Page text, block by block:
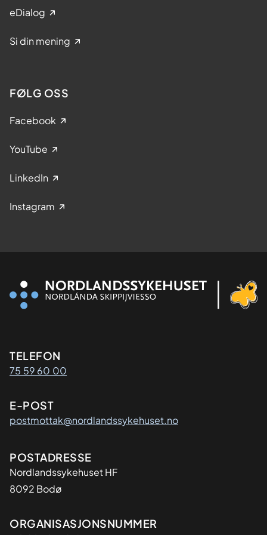
eDialog
Si din mening
FØLG OSS
Facebook
YouTube
LinkedIn
Instagram
Kontaktinformasjon
TELEFON
75 59 60 00
E-POST
postmottak@nordlandssykehuset.no
Adresse
POSTADRESSE
Nordlandssykehuset HF
8092 Bodø
Organisasjon
ORGANISASJONSNUMMER